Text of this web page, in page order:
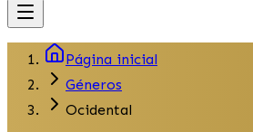
Página inicial
Géneros
Ocidental